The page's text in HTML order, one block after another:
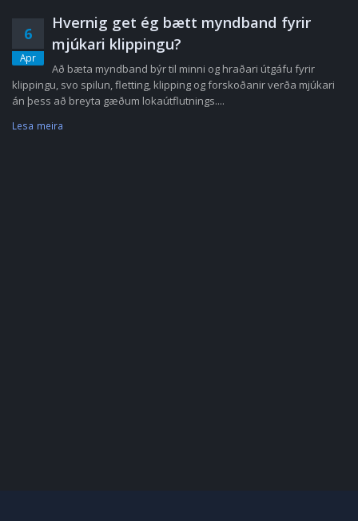
6
Apr
Hvernig get ég bætt myndband fyrir
mjúkari klippingu?
Að bæta myndband býr til minni og hraðari útgáfu fyrir
klippingu, svo spilun, fletting, klipping og forskoðanir verða mjúkari
án þess að breyta gæðum lokaútflutnings....
Lesa meira